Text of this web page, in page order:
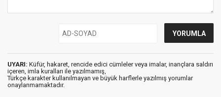
UYARI: Küfür, hakaret, rencide edici cümleler veya imalar, inançlara saldırı
içeren, imla kuralları ile yazılmamış,
Türkçe karakter kullanılmayan ve büyük harflerle yazılmış yorumlar
onaylanmamaktadır.